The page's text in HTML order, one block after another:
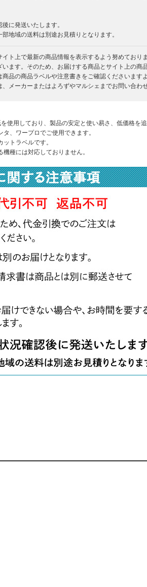
に発送いたします。
地域の送料は別途お見積りとなります。
イト上で最新の商品情報を表示するよう努めており
ます。そのため、お届けする商品とサイト上の商
商品の商品ラベルや注意書きをご確認くださいます
メーカーまたはよろずやマルシェまでお問い合わせ
使用しており、製品の安定と使い易さ、低価格を
、ワープロでご使用できます。
トラベルです。
種には対応しておりません。